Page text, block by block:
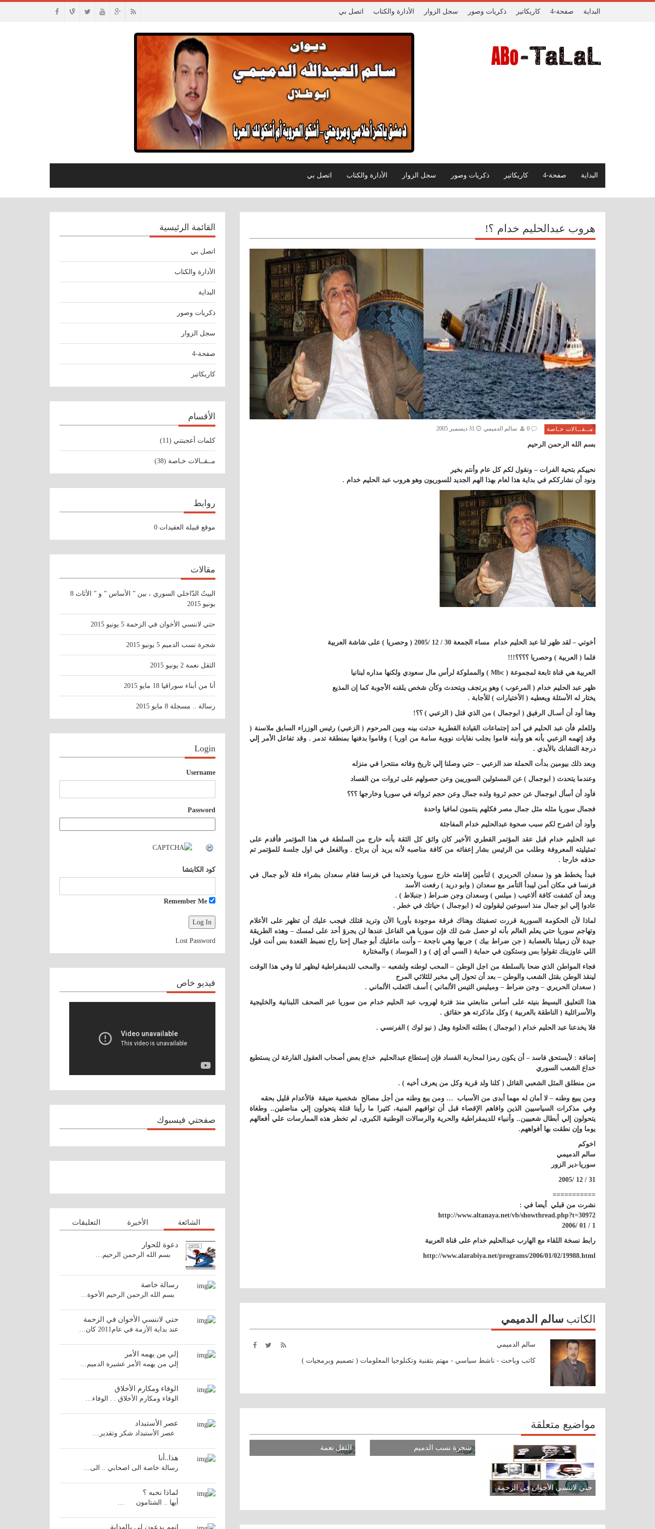
البداية صفحة-4 كاريكاتير ذكريات وصور سجل الزوار الأدارة والكتاب اتصل بي
البداية صفحة-4 كاريكاتير ذكريات وصور سجل الزوار الأدارة والكتاب اتصل بي
هروب عبدالحليم خدام ؟!
مــقــالات خـاصة 0 سالم الدميمي 31 ديسمبر 2005
بسم الله الرحمن الرحيم
نحييكم بتحية الفرات – ونقول لكم كل عام وأنتم بخير
ونود أن نشارككم في بداية هذا لعام بهذا الهم الجديد للسوريون وهو هروب عبد الحليم خدام .
أخوتي – لقد ظهر لنا عبد الحليم خدام مساء الجمعة 30 / 12 /2005 ( وحصريا ) على شاشة العربية
فلما ( العربية ) وحصريا ؟؟؟؟!!!
العربية هي قناة تابعة لمجموعة ( Mbc ) والمملوكة لرأس مال سعودي ولكنها مداره لبنانيا
ظهر عبد الحليم خدام ( المرعوب ) وهو يرتجف ويتحدث وكأن شخص يلقنه الأجوبة كما إن المذيع
يختار له الأسئلة ويعطيه ( الأختيارات ) للأجابة .
وهنا أود أن أسـال الرفيق ( ابوجمال ) من الذي قتل ( الزعبي ) ؟؟!
وللعلم فأن عبد الحليم في أحد إجتماعات القيادة القطرية حدثت بينه وبين المرحوم ( الزعبي) رئيس الوزراء السابق ملاسنة (
وقد إتهمه الزعبي بأنه هو وأبنه قاموا بجلب نفايات نووية سامة من اوربا ) وقاموا بدفنها بمنطقة تدمر . وقد تفاعل الأمر إلي
درجة التشابك بالأيدي .
وبعد ذلك بيومين بدأت الحملة ضد الزعبي – حتي وصلنا إلي تاريخ وفاته منتحرا في منزله
وعندما يتحدث ( ابوجمال ) عن المسئولين السوريين وعن حصولهم على ثروات من الفساد
فأود أن أسأل ابوجمال عن حجم ثروة ولده جمال وعن حجم ثرواته في سوريا وخارجها ؟؟؟
فجمال سوريا مثله مثل جمال مصر فكلهم ينتمون لمافيا واحدة
وأود أن اشرح لكم سبب صحوة عبدالحليم خدام المفاجئة
عبد الحليم خدام قبل عقد المؤتمر القطري الأخير كان واثق كل الثقة بأنه خارج من السلطة في هذا المؤتمر فأقدم على
تمثيليته المعروفة وطلب من الرئيس بشار إعفائه من كافة مناصبه لأنه يريد أن يرتاح . وبالفعل في اول جلسة للمؤتمر تم
حذفه خارجا .
فبدأ يخطط هو و( سعدان الحريري ) لتأمين إقامته خارج سوريا وتحديدا في فرنسا فقام سعدان بشراء فلة لأبو جمال في
فرنسا في مكان أمن ليبدأ التأمر مع سعدان ( وابو دريد ) رفعت الأسد
وبعد أن كشفت كافة ألاعيب ( ميلس ) وسعدان وجن ضـراط ( جنبلاط ) .
عادوا إلي ابو جمال منذ اسبوعين ليقولون له ( ابوجمال ) حياتك في خطر .
لماذا لأن الحكومة السورية قررت تصفيتك وهناك فرقة موجودة بأوربا الأن وتريد قتلك فيجب عليك أن تظهر على الأعلام
وتهاجم سوريا حتي يعلم العالم بأنه لو حصل شئ لك فإن سوريا هي الفاعل عندها لن يجرؤ أحد على لمسك – وهذه الطريقة
جيدة لأن زميلنا بالعصابة ( جن ضراط بيك ) جربها وهي ناجحة – وأنت ماعليك أبو جمال إحنا راح نضبط القعدة بس أنت قول
اللي عاوزينك تقولوا بس وستكون في حماية ( السي أي إي ) و ( الموساد ) والمختارة
فجاء المواطن الذي ضحا بالسلطة من اجل الوطن – المحب لوطنه ولشعبه – والمحب للديمقراطية ليظهر لنا وفي هذا الوقت
لينقذ الوطن بقتل الشعب والوطن – بعد أن تحول إلي مخبر للثلاثي المرح
( سعدان الحريري – وجن ضراط – وميليس التيس الألماني ) أسف الثعلب الألماني .
هذا التعليق البسيط بنيته على أساس متابعتي منذ فترة لهروب عبد الحليم خدام من سوريا عبر الصحف اللبنانية والخليجية
والأسرائلية ( الناطقة بالعربية ) وكل ماذكرته هو حقائق .
فلا يخدعنا عبد الحليم خدام ( ابوجمال ) بطلته الحلوة وهل ( نيو لوك ) الفرنسي .
إضافة : لأيستحق فاسد – أن يكون رمزا لمحاربة الفساد فإن إستطاع عبدالحليم خداع بعض أصحاب العقول الفارغة لن يستطيع
خداع الشعب السوري
من منطلق المثل الشعبي القائل ( كلنا ولد قرية وكل من يعرف أخيه ) .
ومن يبيع وطنه – لا أمان له مهما أبدى من الأسباب … ومن يبع وطنه من أجل مصالح شخصية ضيقة فالأعدام قليل بحقه
وفي مذكرات السياسيين الذين وافاهم الإقصاء قبل أن توافيهم المنية، كثيرا ما رأينا قتلة يتحولون إلي مناضلين.. وطغاة
يتحولون إلي أبطال شعبيين.. وأنبياء للديمقراطية والحرية والرسالات الوطنية الكبري، لم تخطر هذه الممارسات علي أفعالهم
يوما وإن نطقت بها أفواههم.
اخوكم
سالم الدميمي
سوريا-دير الزور
31 / 12 /2005
===========
نشرت من قبلي أيضا في :
http://www.altanaya.net/vb/showthread.php?t=30972
1 / 01 /2006
رابط نسخة اللقاء مع الهارب عبدالحليم خدام على قناة العربية
http://www.alarabiya.net/programs/2006/01/02/19988.html
الكاتب سالم الدميمي
سالم الدميمي
كاتب وباحث - ناشط سياسي - مهتم بتقنية وتكنلوجيا المعلومات ( تصميم وبرمجيات )
مواضيع متعلقة
حتي لاننسي الأخوان في الزحمة
شجرة نسب الدميم الثقل نعمة
القائمة الرئيسية
اتصل بي
الأدارة والكتاب
البداية
ذكريات وصور
سجل الزوار
صفحة-4
كاريكاتير
الأقسام
كلمات أعجبتني (11)
مــقــالات خـاصة (38)
روابط
موقع قبيلة العقيدات
مقالات
البيتُ الدّاخلي السوري ، بين ” الأساس ” و ” الأثاث 8
يونيو 2015
حتي لاننسي الأخوان في الزحمة 5 يونيو 2015
شجرة نسب الدميم 5 يونيو 2015
الثقل نعمة 2 يونيو 2015
أنا من أبناء سوراقيا 18 مايو 2015
رسالة .. مسجلة 8 مايو 2015
Login
Username
Password
كود الكابتشا
Lost Password
فيديو خاص
صفحتي فيسبوك
الشائعة الأخيرة التعليقات
دعوة للحوار
بسم الله الرحمن الرحيم…
رسالة خاصة
بسم الله الرحمن الرحيم الأخوة…
حتي لاننسي الأخوان في الزحمة
عند بداية الأزمة في عام2011 كان…
إلي من يهمه الأمر
إلي من يهمه الأمر عشيرة الدميم…
الوفاء ومكارم الأخلاق
الوفاء ومكارم الأخلاق . . الوفاء…
عصر الأستبداد
عصر الأستبداد شكر وتقدير…
هذا..أنا
رسالة خاصة الى اصحابي .. الى…
لماذا نحبه ؟
أيها .. الشتامون …
انهم يدعون لي بالهداية